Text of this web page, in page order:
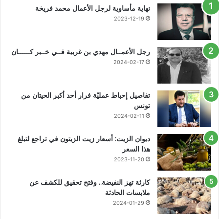
نهاية مأساوية لرجل الأعمال محمد فريخة
2023-12-19
رجل الأعمــال مهدي بن غربية فــي خــبر كــــــان
2024-02-17
تفاصيل إحباط عمليّة فرار أحد أكبر الحيتان من
تونس
2024-02-11
ديوان الزيت: أسعار زيت الزيتون في تراجع لتبلغ
هذا السعر
2023-11-20
كارثة تهز النفيضة.. وفتح تحقيق للكشف عن
ملابسات الحادثة
2024-01-29